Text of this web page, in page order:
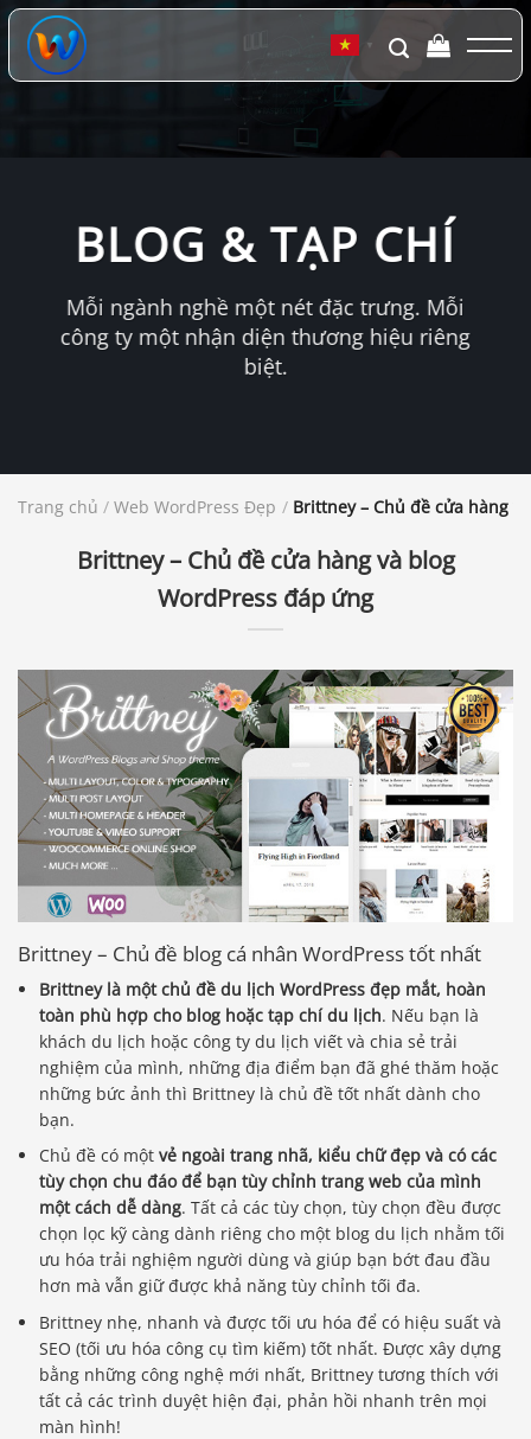
Chuyển
đến
dung
▼
BLOG & TẠP CHÍ
Mỗi ngành nghề một nét đặc trưng. Mỗi
công ty một nhận diện thương hiệu riêng
biệt.
Trang chủ / Web WordPress Đẹp / Brittney – Chủ đề cửa hàng
Brittney – Chủ đề cửa hàng và blog
WordPress đáp ứng
Brittney – Chủ đề blog cá nhân WordPress tốt nhất
Brittney là một chủ đề du lịch WordPress đẹp mắt, hoàn
toàn phù hợp cho blog hoặc tạp chí du lịch. Nếu bạn là
khách du lịch hoặc công ty du lịch viết và chia sẻ trải
nghiệm của mình, những địa điểm bạn đã ghé thăm hoặc
những bức ảnh thì Brittney là chủ đề tốt nhất dành cho
bạn.
Chủ đề có mộtvẻ ngoài trang nhã, kiểu chữ đẹp và có các
tùy chọn chu đáo để bạn tùy chỉnh trang web của mình
một cách dễ dàng. Tất cả các tùy chọn, tùy chọn đều được
chọn lọc kỹ càng dành riêng cho một blog du lịch nhằm tối
ưu hóa trải nghiệm người dùng và giúp bạn bớt đau đầu
hơn mà vẫn giữ được khả năng tùy chỉnh tối đa.
Brittney nhẹ, nhanh và được tối ưu hóa để có hiệu suất và
SEO (tối ưu hóa công cụ tìm kiếm) tốt nhất. Được xây dựng
bằng những công nghệ mới nhất, Brittney tương thích với
tất cả các trình duyệt hiện đại, phản hồi nhanh trên mọi
màn hình!